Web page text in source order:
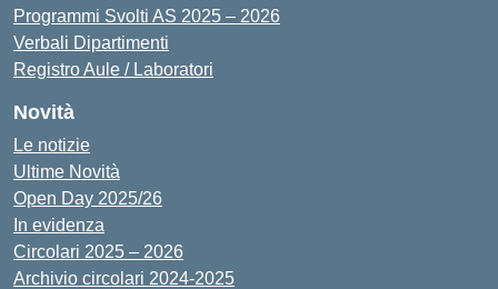
Programmi Svolti AS 2025 – 2026
Verbali Dipartimenti
Registro Aule / Laboratori
Novità
Le notizie
Ultime Novità
Open Day 2025/26
In evidenza
Circolari 2025 – 2026
Archivio circolari 2024-2025